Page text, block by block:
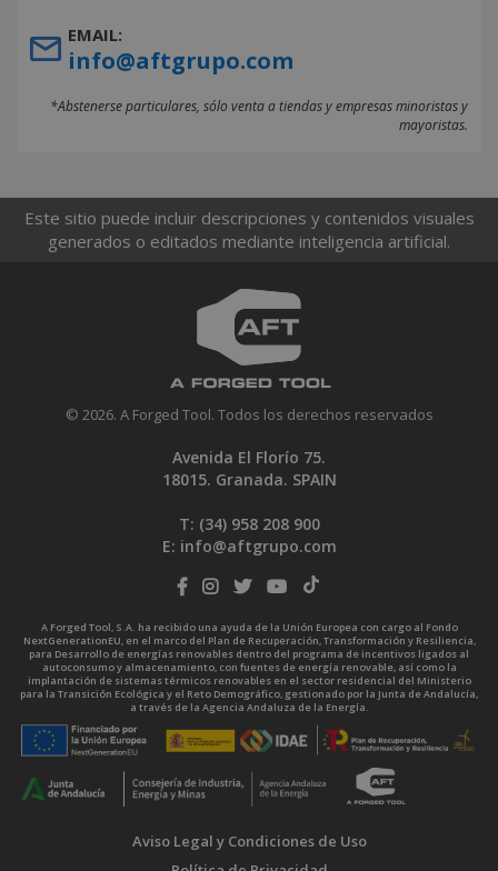
EMAIL:
info@aftgrupo.com
*Abstenerse particulares, sólo venta a tiendas y empresas minoristas y
mayoristas.
Este sitio puede incluir descripciones y contenidos visuales
generados o editados mediante inteligencia artificial.
© 2026. A Forged Tool. Todos los derechos reservados
Avenida El Florío 75.
18015. Granada. SPAIN
T: (34) 958 208 900
E: info@aftgrupo.com
A Forged Tool, S.A. ha recibido una ayuda de la Unión Europea con cargo al Fondo
NextGenerationEU, en el marco del Plan de Recuperación, Transformación y Resiliencia,
para Desarrollo de energías renovables dentro del programa de incentivos ligados al
autoconsumo y almacenamiento, con fuentes de energía renovable, así como la
implantación de sistemas térmicos renovables en el sector residencial del Ministerio
para la Transición Ecológica y el Reto Demográfico, gestionado por la Junta de Andalucía,
a través de la Agencia Andaluza de la Energía.
Aviso Legal y Condiciones de Uso